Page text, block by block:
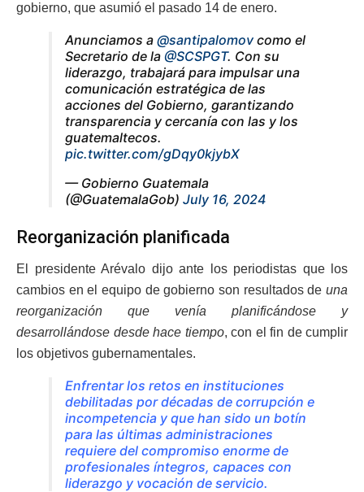
gobierno, que asumió el pasado 14 de enero.
Anunciamos a @santipalomov como el
Secretario de la @SCSPGT. Con su
liderazgo, trabajará para impulsar una
comunicación estratégica de las
acciones del Gobierno, garantizando
transparencia y cercanía con las y los
guatemaltecos.
pic.twitter.com/gDqy0kjybX
— Gobierno Guatemala
(@GuatemalaGob) July 16, 2024
Reorganización planificada
El presidente Arévalo dijo ante los periodistas que los
cambios en el equipo de gobierno son resultados de una
reorganización que venía planificándose y
desarrollándose desde hace tiempo, con el fin de cumplir
los objetivos gubernamentales.
Enfrentar los retos en instituciones
debilitadas por décadas de corrupción e
incompetencia y que han sido un botín
para las últimas administraciones
requiere del compromiso enorme de
profesionales íntegros, capaces con
liderazgo y vocación de servicio.